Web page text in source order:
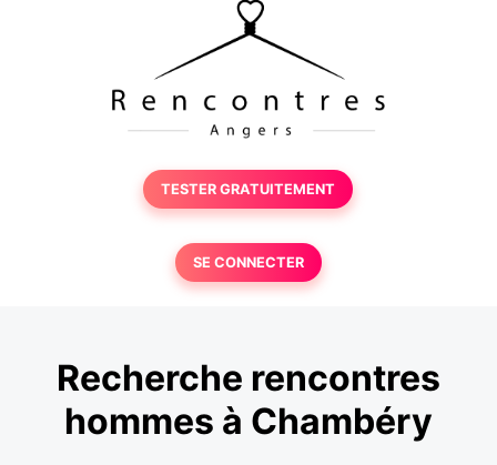
TESTER GRATUITEMENT
SE CONNECTER
Recherche rencontres
hommes à Chambéry